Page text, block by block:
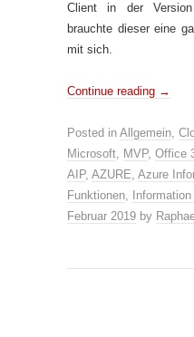
Client in der
brauchte dieser eine
mit sich.
Continue reading →
Posted in Allgemein,
Microsoft, MVP, Office
AIP, AZURE, Azure
Funktionen,
Februar 2019 by